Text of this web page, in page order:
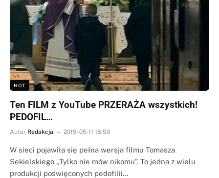
HOT
Ten FILM z YouTube PRZERAŻA wszystkich!
PEDOFIL…
Autor Redakcja 2019-05-11 18:50
W sieci pojawiła się pełna wersja filmu Tomasza
Sekielskiego „Tylko nie mów nikomu”. To jedna z wielu
produkcji poświęconych pedofilii…